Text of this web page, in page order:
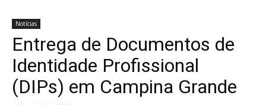
Notícias
Entrega de Documentos de
Identidade Profissional
(DIPs) em Campina Grande